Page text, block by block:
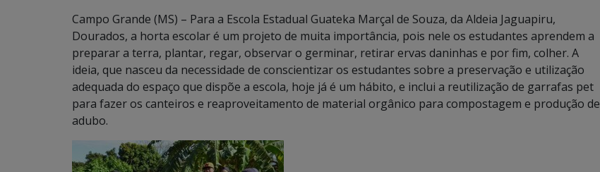
Campo Grande (MS) – Para a Escola Estadual Guateka Marçal de Souza, da Aldeia Jaguapiru,
Dourados, a horta escolar é um projeto de muita importância, pois nele os estudantes aprendem a
preparar a terra, plantar, regar, observar o germinar, retirar ervas daninhas e por fim, colher. A
ideia, que nasceu da necessidade de conscientizar os estudantes sobre a preservação e utilização
adequada do espaço que dispõe a escola, hoje já é um hábito, e inclui a reutilização de garrafas pet
para fazer os canteiros e reaproveitamento de material orgânico para compostagem e produção de
adubo.